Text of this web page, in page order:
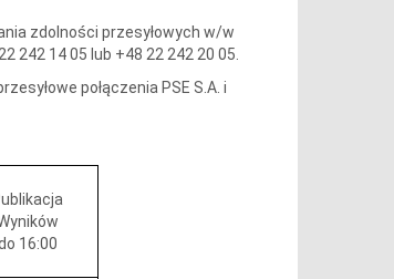
zdolności przesyłowych w/w
242 14 05 lub +48 22 242 20 05.
połączenia PSE S.A. i
16:00